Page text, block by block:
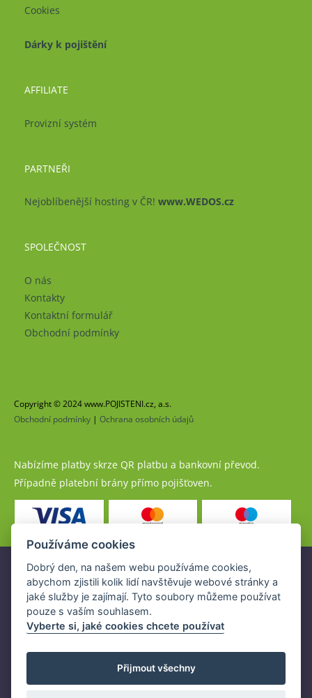
Cookies
Dárky k pojištění
AFFILIATE
Provizní systém
PARTNEŘI
Nejoblíbenější hosting v ČR! www.WEDOS.cz
SPOLEČNOST
O nás
Kontakty
Kontaktní formulář
Obchodní podmínky
Copyright © 2024 www.POJISTENI.cz, a.s.
Obchodní podmínky | Ochrana osobních údajů
Nabízíme platby skrze QR platbu a bankovní převod.
Případně platební brány přímo pojišťoven.
Pojistné produkty jsou nabízeny společností
www.POJISTENI.cz, a.s. na základě platné licence České
národní banky (ČNB).
Licence ČNB umožňuje www.POJISTENI.cz, a.s. poskytovat
Používáme cookies
Dobrý den, na našem webu používáme cookies,
abychom zjistili kolik lidí navštěvuje webové stránky a
jaké služby je zajímají. Tyto soubory můžeme používat
pouze s vaším souhlasem.
Vyberte si, jaké cookies chcete používat
Přijmout všechny